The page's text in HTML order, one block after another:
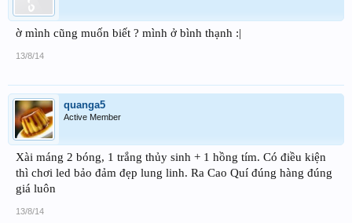
ờ mình cũng muốn biết ? mình ở bình thạnh :|
13/8/14
quanga5
Active Member
Xài máng 2 bóng, 1 trắng thủy sinh + 1 hồng tím. Có điều kiện
thì chơi led bảo đảm đẹp lung linh. Ra Cao Quí đúng hàng đúng
giá luôn
13/8/14